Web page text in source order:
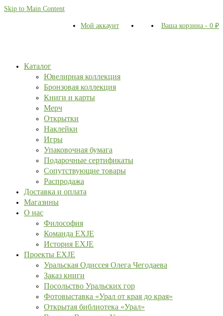
Skip to Main Content
Мой аккаунт Ваша корзина - 0 ₽
Каталог
Ювелирная коллекция
Бронзовая коллекция
Книги и карты
Мерч
Открытки
Наклейки
Игры
Упаковочная бумага
Подарочные сертификаты
Сопутствующие товары
Распродажа
Доставка и оплата
Магазины
О нас
Философия
Команда EXJE
История EXJE
Проекты EXJE
Уральская Одиссея Олега Чегодаева
Заказ книги
Посольство Уральских гор
Фотовыставка «Урал от края до края»
Открытая библиотека «Урал»